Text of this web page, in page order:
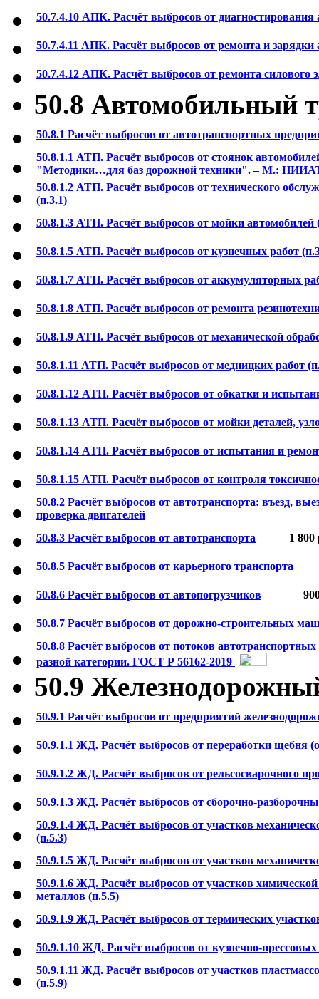
50.7.4.10 АПК. Расчёт выбросов от диагностирования
50.7.4.11 АПК. Расчёт выбросов от ремонта и
50.7.4.12 АПК. Расчёт выбросов от ремонта силового
50.8 Автомобильный
50.8.1 Расчёт выбросов от автотранспортных
50.8.1.1 АТП. Расчёт выбросов от стоянок
"Методики…для баз дорожной техники". – М.:
50.8.1.2 АТП. Расчёт выбросов от технического
(п.3.1)
50.8.1.3 АТП. Расчёт выбросов от мойки автомобилей
50.8.1.5 АТП. Расчёт выбросов от кузнечных работ
50.8.1.7 АТП. Расчёт выбросов от аккумуляторных
50.8.1.8 АТП. Расчёт выбросов от ремонта
50.8.1.9 АТП. Расчёт выбросов от механической
50.8.1.11 АТП. Расчёт выбросов от медницких работ
50.8.1.12 АТП. Расчёт выбросов от обкатки и
50.8.1.13 АТП. Расчёт выбросов от мойки деталей,
50.8.1.14 АТП. Расчёт выбросов от испытания и
50.8.1.15 АТП. Расчёт выбросов от контроля
50.8.2 Расчёт выбросов от автотранспорта: въезд,
проверка двигателей
50.8.3 Расчёт выбросов от автотранспорта
1 800
50.8.5 Расчёт выбросов от карьерного транспорта
50.8.6 Расчёт выбросов от автопогрузчиков
50.8.7 Расчёт выбросов от дорожно-строительных
50.8.8 Расчёт выбросов от потоков
разной категории. ГОСТ Р 56162-2019
50.9
50.9.1 Расчёт выбросов от предприятий
50.9.1.1 ЖД. Расчёт выбросов от переработки щебня
50.9.1.2 ЖД. Расчёт выбросов от рельсосварочного
50.9.1.3 ЖД. Расчёт выбросов от сборочно-
50.9.1.4 ЖД. Расчёт выбросов от участков
(п.5.3)
50.9.1.5 ЖД. Расчёт выбросов от участков
50.9.1.6 ЖД. Расчёт выбросов от участков
металлов (п.5.5)
50.9.1.9 ЖД. Расчёт выбросов от термических
50.9.1.10 ЖД. Расчёт выбросов от кузнечно-прессовых
50.9.1.11 ЖД. Расчёт выбросов от участков
(п.5.9)